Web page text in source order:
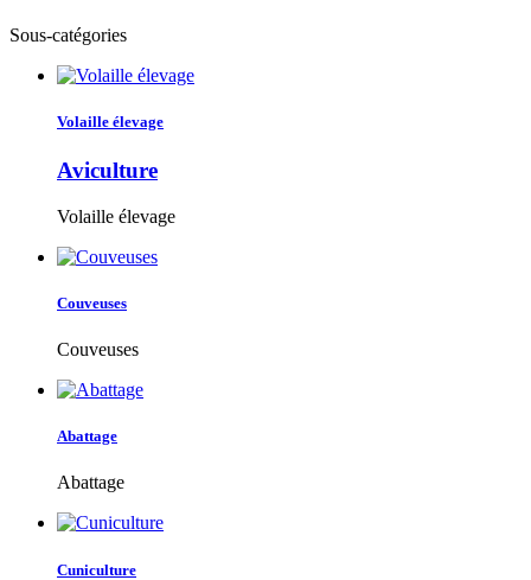
Sous-catégories
Volaille élevage
Aviculture
Volaille élevage
Couveuses
Couveuses
Abattage
Abattage
Cuniculture